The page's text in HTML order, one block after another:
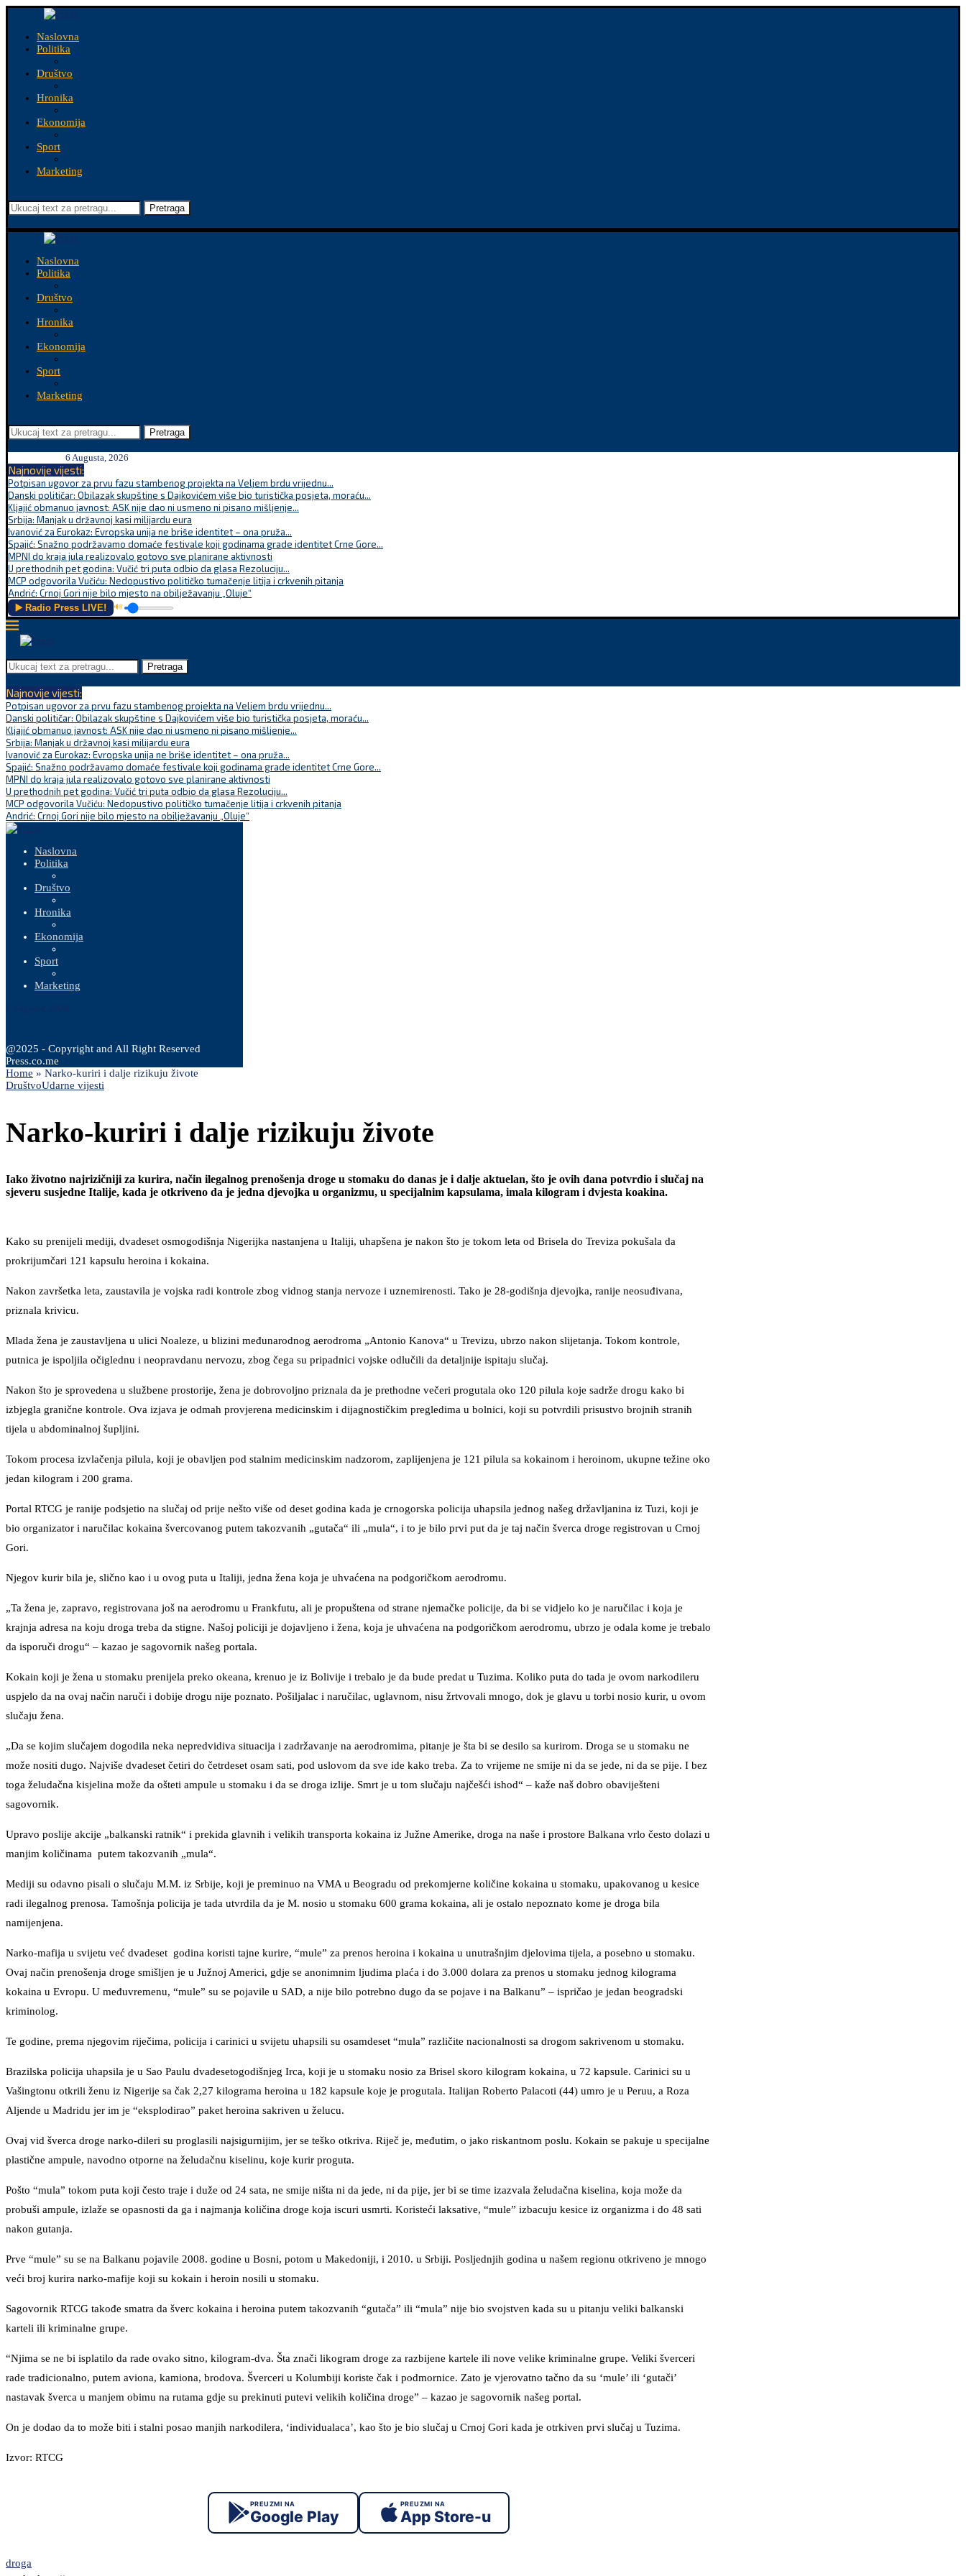
Naslovna
Politika
Društvo
Hronika
Ekonomija
Sport
Marketing
Pretraga
Naslovna
Politika
Društvo
Hronika
Ekonomija
Sport
Marketing
Pretraga
6 Augusta, 2026
Najnovije vijesti:
Potpisan ugovor za prvu fazu stambenog projekta na Veljem brdu vrijednu...
Danski političar: Obilazak skupštine s Dajkovićem više bio turistička posjeta, moraću...
Kljajić obmanuo javnost: ASK nije dao ni usmeno ni pisano mišljenje...
Srbija: Manjak u državnoj kasi milijardu eura
Ivanović za Eurokaz: Evropska unija ne briše identitet – ona pruža...
Spajić: Snažno podržavamo domaće festivale koji godinama grade identitet Crne Gore...
MPNI do kraja jula realizovalo gotovo sve planirane aktivnosti
U prethodnih pet godina: Vučić tri puta odbio da glasa Rezoluciju...
MCP odgovorila Vučiću: Nedopustivo političko tumačenje litija i crkvenih pitanja
Andrić: Crnoj Gori nije bilo mjesto na obilježavanju „Oluje“
▶️ Radio Press LIVE! 🔊
Pretraga
Najnovije vijesti:
Potpisan ugovor za prvu fazu stambenog projekta na Veljem brdu vrijednu...
Danski političar: Obilazak skupštine s Dajkovićem više bio turistička posjeta, moraću...
Kljajić obmanuo javnost: ASK nije dao ni usmeno ni pisano mišljenje...
Srbija: Manjak u državnoj kasi milijardu eura
Ivanović za Eurokaz: Evropska unija ne briše identitet – ona pruža...
Spajić: Snažno podržavamo domaće festivale koji godinama grade identitet Crne Gore...
MPNI do kraja jula realizovalo gotovo sve planirane aktivnosti
U prethodnih pet godina: Vučić tri puta odbio da glasa Rezoluciju...
MCP odgovorila Vučiću: Nedopustivo političko tumačenje litija i crkvenih pitanja
Andrić: Crnoj Gori nije bilo mjesto na obilježavanju „Oluje“
Naslovna
Politika
Društvo
Hronika
Ekonomija
Sport
Marketing
@2025 - Copyright and All Right Reserved
Press.co.me
Home » Narko-kuriri i dalje rizikuju živote
DruštvoUdarne vijesti
Narko-kuriri i dalje rizikuju živote
Iako životno najrizičniji za kurira, način ilegalnog prenošenja droge u stomaku do danas je i dalje aktuelan, što je ovih dana potvrdio i slučaj na
sjeveru susjedne Italije, kada je otkriveno da je jedna djevojka u organizmu, u specijalnim kapsulama, imala kilogram i dvjesta koakina.
Kako su prenijeli mediji, dvadeset osmogodišnja Nigerijka nastanjena u Italiji, uhapšena je nakon što je tokom leta od Brisela do Treviza pokušala da
prokrijumčari 121 kapsulu heroina i kokaina.
Nakon završetka leta, zaustavila je vojska radi kontrole zbog vidnog stanja nervoze i uznemirenosti. Tako je 28-godišnja djevojka, ranije neosuđivana,
priznala krivicu.
Mlada žena je zaustavljena u ulici Noaleze, u blizini međunarodnog aerodroma „Antonio Kanova“ u Trevizu, ubrzo nakon slijetanja. Tokom kontrole,
putnica je ispoljila očiglednu i neopravdanu nervozu, zbog čega su pripadnici vojske odlučili da detaljnije ispitaju slučaj.
Nakon što je sprovedena u službene prostorije, žena je dobrovoljno priznala da je prethodne večeri progutala oko 120 pilula koje sadrže drogu kako bi
izbjegla granične kontrole. Ova izjava je odmah provjerena medicinskim i dijagnostičkim pregledima u bolnici, koji su potvrdili prisustvo brojnih stranih
tijela u abdominalnoj šupljini.
Tokom procesa izvlačenja pilula, koji je obavljen pod stalnim medicinskim nadzorom, zaplijenjena je 121 pilula sa kokainom i heroinom, ukupne težine oko
jedan kilogram i 200 grama.
Portal RTCG je ranije podsjetio na slučaj od prije nešto više od deset godina kada je crnogorska policija uhapsila jednog našeg državljanina iz Tuzi, koji je
bio organizator i naručilac kokaina švercovanog putem takozvanih „gutača“ ili „mula“, i to je bilo prvi put da je taj način šverca droge registrovan u Crnoj
Gori.
Njegov kurir bila je, slično kao i u ovog puta u Italiji, jedna žena koja je uhvaćena na podgoričkom aerodromu.
„Ta žena je, zapravo, registrovana još na aerodromu u Frankfutu, ali je propuštena od strane njemačke policije, da bi se vidjelo ko je naručilac i koja je
krajnja adresa na koju droga treba da stigne. Našoj policiji je dojavljeno i žena, koja je uhvaćena na podgoričkom aerodromu, ubrzo je odala kome je trebalo
da isporuči drogu“ – kazao je sagovornik našeg portala.
Kokain koji je žena u stomaku prenijela preko okeana, krenuo je iz Bolivije i trebalo je da bude predat u Tuzima. Koliko puta do tada je ovom narkodileru
uspjelo da na ovaj način naruči i dobije drogu nije poznato. Pošiljalac i naručilac, uglavnom, nisu žrtvovali mnogo, dok je glavu u torbi nosio kurir, u ovom
slučaju žena.
„Da se kojim slučajem dogodila neka nepredvidiva situacija i zadržavanje na aerodromima, pitanje je šta bi se desilo sa kurirom. Droga se u stomaku ne
može nositi dugo. Najviše dvadeset četiri do četrdeset osam sati, pod uslovom da sve ide kako treba. Za to vrijeme ne smije ni da se jede, ni da se pije. I bez
toga želudačna kisjelina može da ošteti ampule u stomaku i da se droga izlije. Smrt je u tom slučaju najčešći ishod“ – kaže naš dobro obaviješteni
sagovornik.
Upravo poslije akcije „balkanski ratnik“ i prekida glavnih i velikih transporta kokaina iz Južne Amerike, droga na naše i prostore Balkana vrlo često dolazi u
manjim količinama putem takozvanih „mula“.
Mediji su odavno pisali o slučaju M.M. iz Srbije, koji je preminuo na VMA u Beogradu od prekomjerne količine kokaina u stomaku, upakovanog u kesice
radi ilegalnog prenosa. Tamošnja policija je tada utvrdila da je M. nosio u stomaku 600 grama kokaina, ali je ostalo nepoznato kome je droga bila
namijenjena.
Narko-mafija u svijetu već dvadeset godina koristi tajne kurire, “mule” za prenos heroina i kokaina u unutrašnjim djelovima tijela, a posebno u stomaku.
Ovaj način prenošenja droge smišljen je u Južnoj Americi, gdje se anonimnim ljudima plaća i do 3.000 dolara za prenos u stomaku jednog kilograma
kokaina u Evropu. U međuvremenu, “mule” su se pojavile u SAD, a nije bilo potrebno dugo da se pojave i na Balkanu” – ispričao je jedan beogradski
kriminolog.
Te godine, prema njegovim riječima, policija i carinici u svijetu uhapsili su osamdeset “mula” različite nacionalnosti sa drogom sakrivenom u stomaku.
Brazilska policija uhapsila je u Sao Paulu dvadesetogodišnjeg Irca, koji je u stomaku nosio za Brisel skoro kilogram kokaina, u 72 kapsule. Carinici su u
Vašingtonu otkrili ženu iz Nigerije sa čak 2,27 kilograma heroina u 182 kapsule koje je progutala. Italijan Roberto Palacoti (44) umro je u Peruu, a Roza
Aljende u Madridu jer im je “eksplodirao” paket heroina sakriven u želucu.
Ovaj vid šverca droge narko-dileri su proglasili najsigurnijim, jer se teško otkriva. Riječ je, međutim, o jako riskantnom poslu. Kokain se pakuje u specijalne
plastične ampule, navodno otporne na želudačnu kiselinu, koje kurir proguta.
Pošto “mula” tokom puta koji često traje i duže od 24 sata, ne smije ništa ni da jede, ni da pije, jer bi se time izazvala želudačna kiselina, koja može da
probuši ampule, izlaže se opasnosti da ga i najmanja količina droge koja iscuri usmrti. Koristeći laksative, “mule” izbacuju kesice iz organizma i do 48 sati
nakon gutanja.
Prve “mule” su se na Balkanu pojavile 2008. godine u Bosni, potom u Makedoniji, i 2010. u Srbiji. Posljednjih godina u našem regionu otkriveno je mnogo
veći broj kurira narko-mafije koji su kokain i heroin nosili u stomaku.
Sagovornik RTCG takođe smatra da šverc kokaina i heroina putem takozvanih “gutača” ili “mula” nije bio svojstven kada su u pitanju veliki balkanski
karteli ili kriminalne grupe.
“Njima se ne bi isplatilo da rade ovako sitno, kilogram-dva. Šta znači likogram droge za razbijene kartele ili nove velike kriminalne grupe. Veliki šverceri
rade tradicionalno, putem aviona, kamiona, brodova. Šverceri u Kolumbiji koriste čak i podmornice. Zato je vjerovatno tačno da su ‘mule’ ili ‘gutači’
nastavak šverca u manjem obimu na rutama gdje su prekinuti putevi velikih količina droge” – kazao je sagovornik našeg portal.
On je dodao da to može biti i stalni posao manjih narkodilera, ‘individualaca’, kao što je bio slučaj u Crnoj Gori kada je otrkiven prvi slučaj u Tuzima.
Izvor: RTCG
PREUZMI NA
Google Play
PREUZMI NA
App Store-u
droga